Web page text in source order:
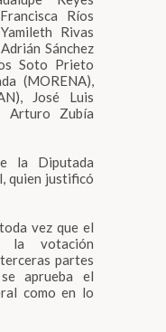
Ríos
Rivas
Sánchez
Soto Prieto
(MORENA),
José Luis
Arturo Zubía
la Diputada
quien justificó
vez que el
la votación
partes
aprueba el
como en lo